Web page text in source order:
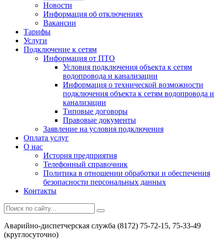
Новости
Информация об отключениях
Вакансии
Тарифы
Услуги
Подключение к сетям
Информация от ПТО
Условия подключения объекта к сетям
водопровода и канализации
Информация о технической возможности
подключения объекта к сетям водопровода и
канализации
Типовые договоры
Правовые документы
Заявление на условия подключения
Оплата услуг
О нас
История предприятия
Телефонный справочник
Политика в отношении обработки и обеспечения
безопасности персональных данных
Контакты
Аварийно-диспетчерская служба (8172) 75-72-15, 75-33-49
(круглосуточно)